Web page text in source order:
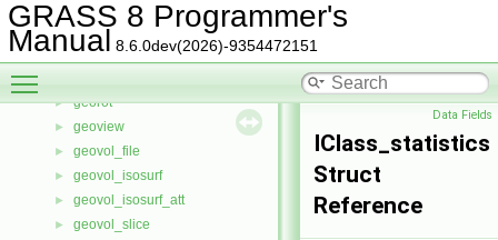
GRASS 8 Programmer's
Manual 8.6.0dev(2026)-9354472151
► g_vol
► GASTATS
► GDAL_link
► georot
► geoview
► geovol_file
► geovol_isosurf
► geovol_isosurf_att
► geovol_slice
Data Fields
IClass_statistics
Struct
Reference